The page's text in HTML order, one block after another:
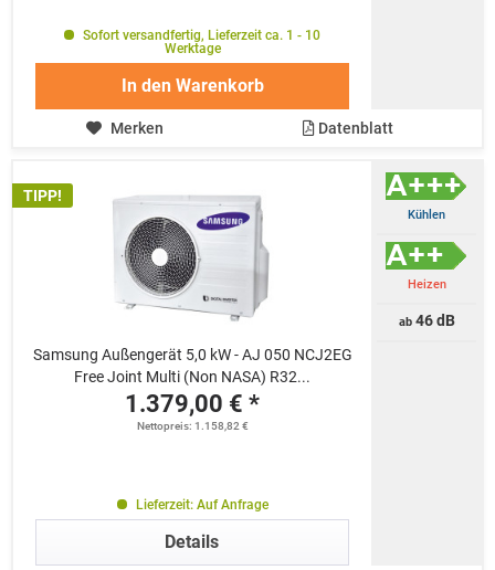
Sofort versandfertig, Lieferzeit ca. 1 - 10
Werktage
In den Warenkorb
Merken Datenblatt
TIPP!
Samsung Außengerät 5,0 kW - AJ 050 NCJ2EG
Free Joint Multi (Non NASA) R32...
1.379,00 € *
Nettopreis: 1.158,82 €
Kühlen
Heizen
ab46 dB
Lieferzeit: Auf Anfrage
Details